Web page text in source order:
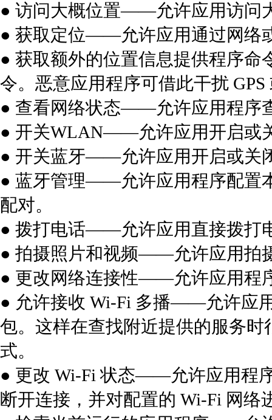
● 访问大概位置——允许应用访问
● 获取定位——允许应用通过网络
● 获取额外的位置信息提供程序
令。恶意应用程序可借此干扰
● 查看网络状态——允许应用程序
● 开关WLAN——允许应用开启或
● 开关蓝牙——允许应用开启或关
● 蓝牙管理——允许应用程序配置
配对。
● 拨打电话——允许应用直接拨打
● 拍摄照片和视频——允许应用拍
● 更改网络连接性——允许应用程
● 允许接收 Wi-Fi 多播——允许应
包。这样在查找附近提供的服务
式。
● 更改 Wi-Fi 状态——允许应用程
断开连接，并对配置的 Wi-Fi 网络